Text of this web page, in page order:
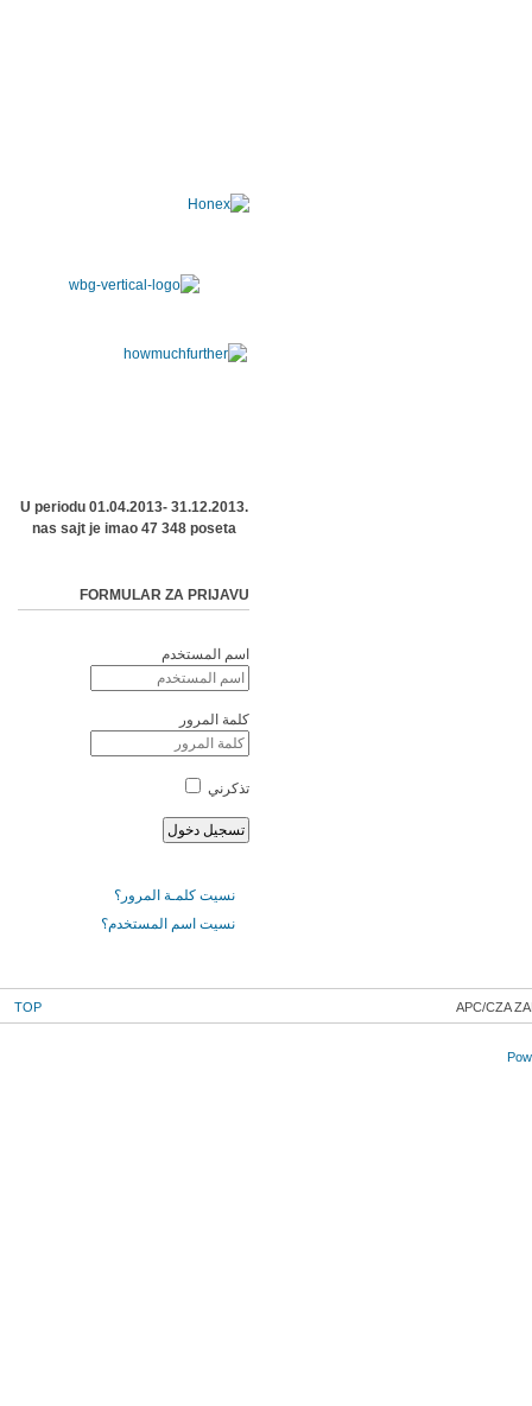
U periodu 01.04.2013- 31.12.2013.
nas sajt je imao 47 348 poseta
FORMULAR ZA PRIJAVU
اسم المستخدم
كلمة المرور
تذكرني
نسيت كلمـة المرور؟
نسيت اسم المستخدم؟
APC/CZA
TOP